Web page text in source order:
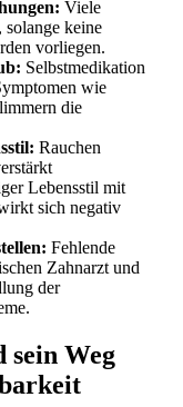
Viele
solange keine
vorliegen.
Selbstmedikation
wie
die
Rauchen
Lebensstil mit
sich negativ
Fehlende
Zahnarzt und
der
sein Weg